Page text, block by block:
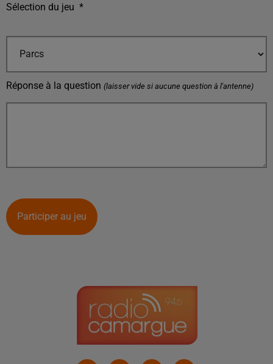
Sélection du jeu *
Réponse à la question (laisser vide si aucune question à l'antenne)
Participer au jeu